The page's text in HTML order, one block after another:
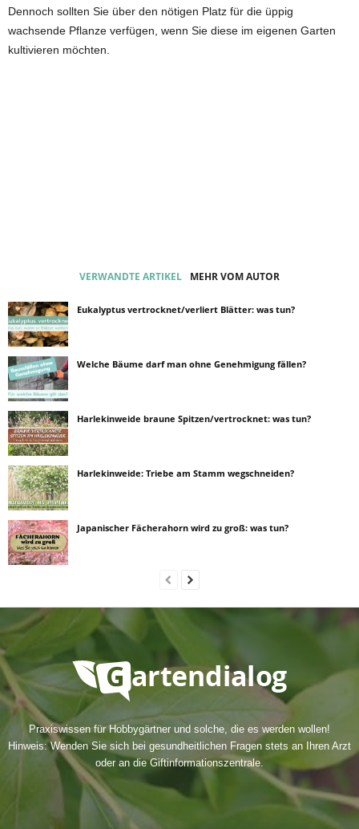
Dennoch sollten Sie über den nötigen Platz für die üppig
wachsende Pflanze verfügen, wenn Sie diese im eigenen Garten
kultivieren möchten.
VERWANDTE ARTIKEL MEHR VOM AUTOR
Eukalyptus vertrocknet/verliert Blätter: was tun?
Welche Bäume darf man ohne Genehmigung fällen?
Harlekinweide braune Spitzen/vertrocknet: was tun?
Harlekinweide: Triebe am Stamm wegschneiden?
Japanischer Fächerahorn wird zu groß: was tun?
Praxiswissen für Hobbygärtner und solche, die es werden wollen!
Hinweis: Wenden Sie sich bei gesundheitlichen Fragen stets an Ihren Arzt
oder an die Giftinformationszentrale.